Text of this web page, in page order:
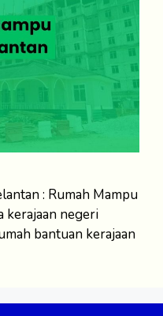
: Rumah Mampu
kerajaan negeri
bantuan kerajaan